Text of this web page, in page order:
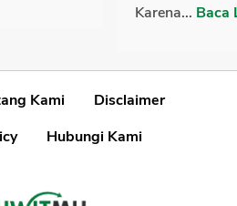
Karena... Baca
Kami
Disclaimer
Hubungi Kami